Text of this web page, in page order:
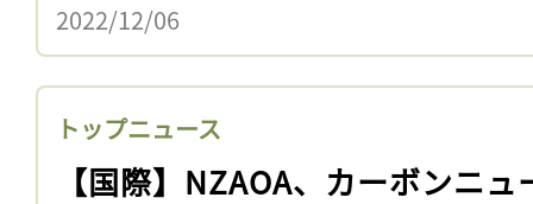
2022/12/06
トップニュース
【国際】NZAOA、カーボンニュ